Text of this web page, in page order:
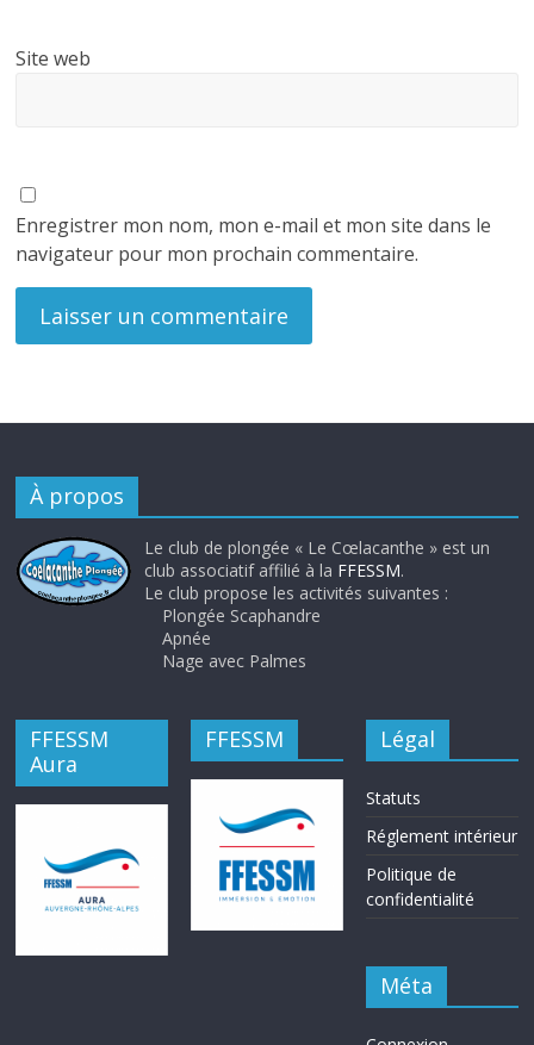
Site web
Enregistrer mon nom, mon e-mail et mon site dans le
navigateur pour mon prochain commentaire.
À propos
Le club de plongée « Le Cœlacanthe » est un
club associatif affilié à la FFESSM.
Le club propose les activités suivantes :
Plongée Scaphandre
Apnée
Nage avec Palmes
FFESSM
Aura
FFESSM Légal
Statuts
Réglement intérieur
Politique de
confidentialité
Méta